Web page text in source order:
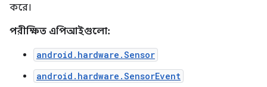
করে।
পরীক্ষিত এপিআইগুলো:
android.hardware.Sensor
android.hardware.SensorEvent